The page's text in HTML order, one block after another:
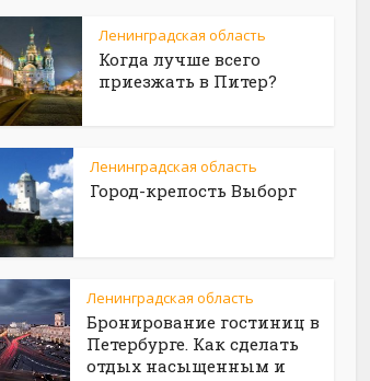
Ленинградская область
Когда лучше всего
приезжать в Питер?
Ленинградская область
Город-крепость Выборг
Ленинградская область
Бронирование гостиниц в
Петербурге. Как сделать
отдых насыщенным и